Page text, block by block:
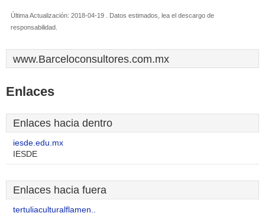
Última Actualización: 2018-04-19 . Datos estimados, lea el descargo de
responsabilidad.
www.Barceloconsultores.com.mx
Enlaces
Enlaces hacia dentro
iesde.edu.mx
IESDE
Enlaces hacia fuera
tertuliaculturalflamen..